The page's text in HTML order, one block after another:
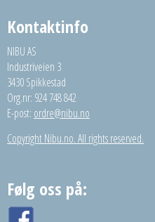
Kontaktinfo
NIBU AS
Industriveien 3
3430 Spikkestad
Org.nr: 924 748 842
E-post: ordre@nibu.no
Copyright Nibu.no. All rights reserved.
Følg oss på: